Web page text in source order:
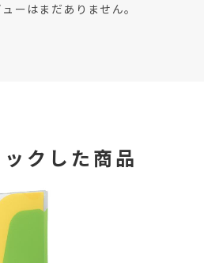
ーはまだありません。
クした商品